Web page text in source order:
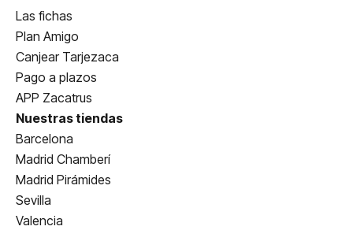
Las fichas
Plan Amigo
Canjear Tarjezaca
Pago a plazos
APP Zacatrus
Nuestras tiendas
Barcelona
Madrid Chamberí
Madrid Pirámides
Sevilla
Valencia